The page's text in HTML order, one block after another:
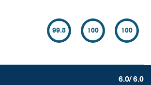
99.8 100 100
6.0/ 6.0